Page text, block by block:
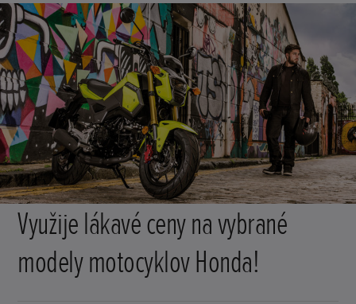
Využije lákavé ceny na vybrané
modely motocyklov Honda!